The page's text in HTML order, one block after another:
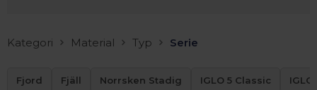
Kategori Material Typ Serie
Fjord Fjäll Norrsken Stadig IGLO 5 Classic